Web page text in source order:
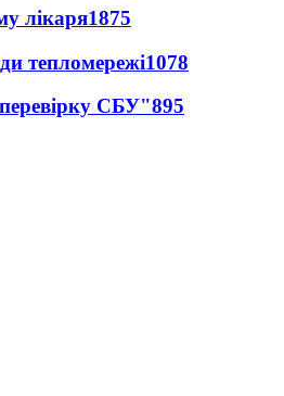
лікаря1875
тепломережі1078
СБУ"895